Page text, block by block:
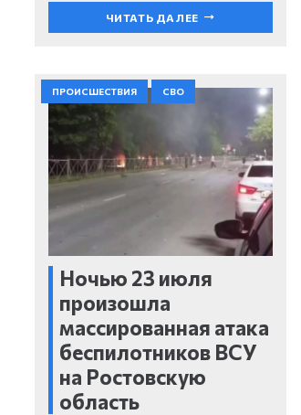
ЧИТАТЬ ДАЛЕЕ
ПРОИСШЕСТВИЯ СВО
Ночью 23 июля
произошла
массированная атака
беспилотников ВСУ
на Ростовскую
область